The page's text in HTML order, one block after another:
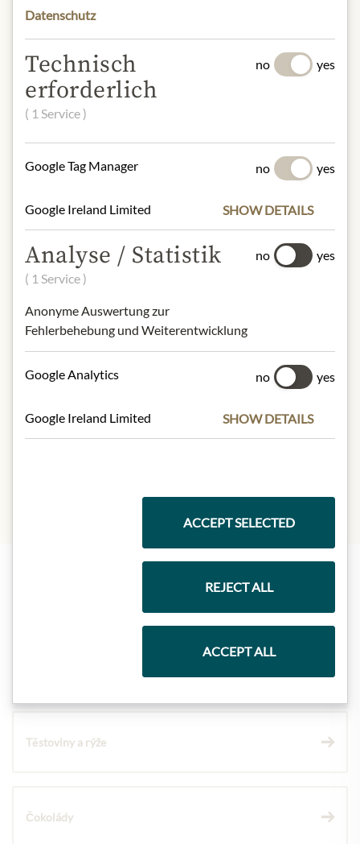
Storage: Keep in a cool and dark place
Società Agricola Semplice, Via San
Candido 83, 76123 Andria (BT), Italy
* Wir bitten um Verständnis, dass das
Produktdesign von der Abbildung
extra vergin olive oil.
100g contain on average:
Calories (energy):
810kcal / 3392kj
Carbohydrates
Protein:0 g
Salt:0 g
Nejlepší z našeho sortimentu
Těstoviny a rýže
Čokolády
Datenschutz
Technisch
erforderlich
( 1 Service )
no yes
Google Tag Manager no yes
Google Ireland Limited SHOW DETAILS
Analyse / Statistik
( 1 Service )
Anonyme Auswertung zur
Fehlerbehebung und Weiterentwicklung
no yes
Google Analytics no yes
Google Ireland Limited SHOW DETAILS
ACCEPT SELECTED
REJECT ALL
ACCEPT ALL